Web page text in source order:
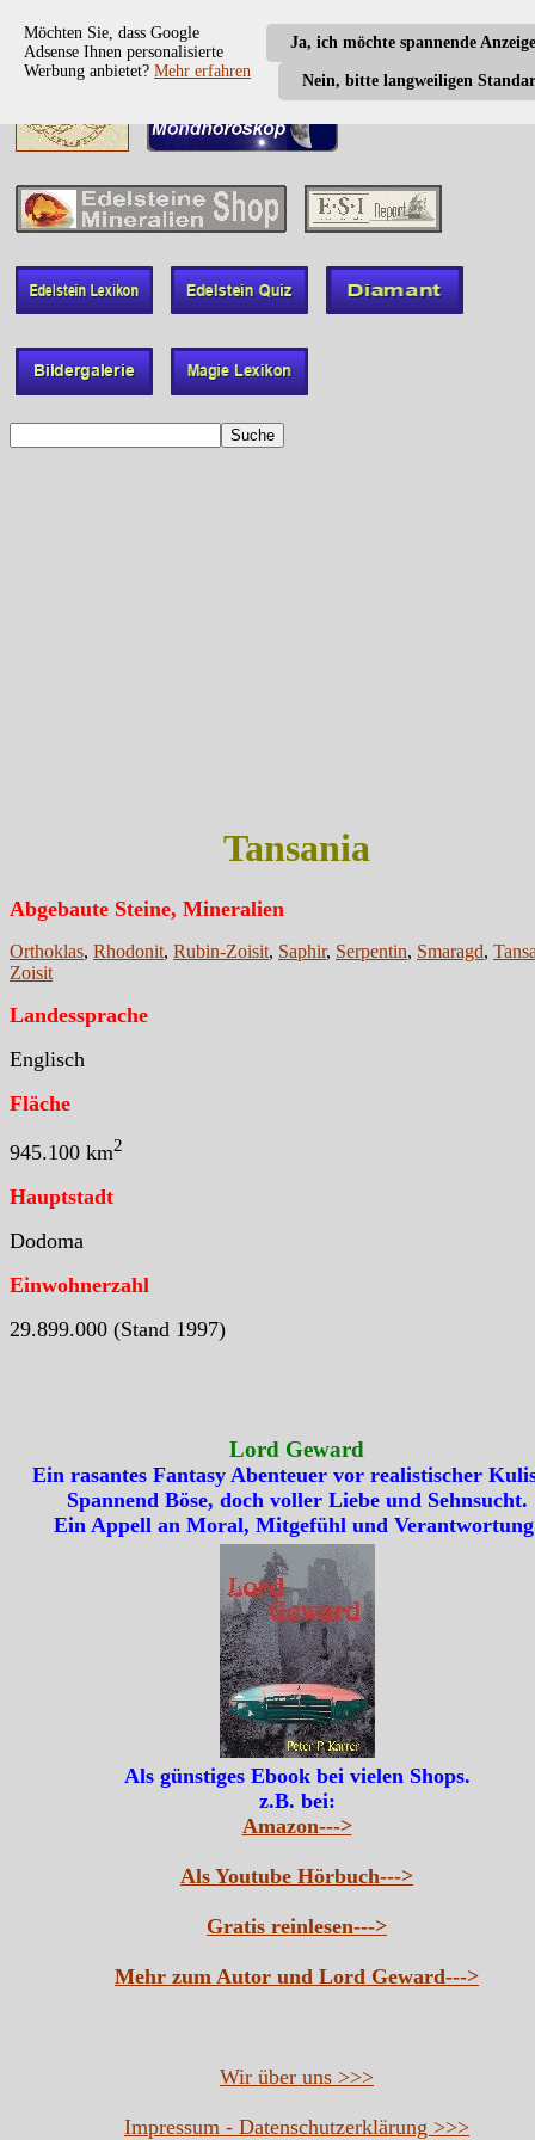
Ja, ich möchte spannende
Nein, bitte langweiligen
Möchten Sie, dass Google
Adsense Ihnen personalisierte
Werbung anbietet? Mehr erfahren
Tansania
Abgebaute Steine, Mineralien
Orthoklas, Rhodonit, Rubin-Zoisit, Saphir, Serpentin, Smaragd,
Zoisit
Landessprache
Englisch
Fläche
945.100 km2
Hauptstadt
Dodoma
Einwohnerzahl
29.899.000 (Stand 1997)
Lord Geward
Ein rasantes Fantasy Abenteuer vor realistischer
Spannend Böse, doch voller Liebe und Sehnsucht.
Ein Appell an Moral, Mitgefühl und
Als günstiges Ebook bei vielen Shops.
z.B. bei:
Amazon--->
Als Youtube Hörbuch--->
Gratis reinlesen--->
Mehr zum Autor und Lord Geward--->
Wir über uns >>>
Impressum - Datenschutzerklärung >>>